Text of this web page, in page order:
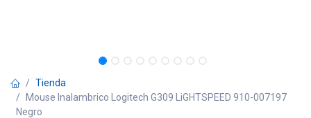
Tienda
Mouse Inalambrico Logitech G309 LiGHTSPEED 910-007197
Negro